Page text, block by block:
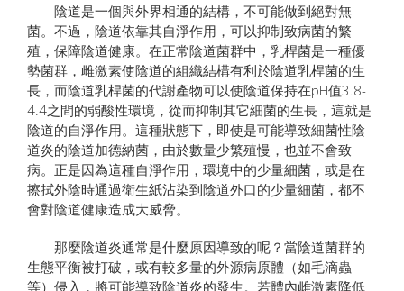
陰道是一個與外界相通的結構，不可能做到絕對無
菌。不過，陰道依靠其自淨作用，可以抑制致病菌的繁
殖，保障陰道健康。在正常陰道菌群中，乳桿菌是一種優
勢菌群，雌激素使陰道的組織結構有利於陰道乳桿菌的生
長，而陰道乳桿菌的代謝產物可以使陰道保持在pH值3.8-
4.4之間的弱酸性環境，從而抑制其它細菌的生長，這就是
陰道的自淨作用。這種狀態下，即使是可能導致細菌性陰
道炎的陰道加德納菌，由於數量少繁殖慢，也並不會致
病。正是因為這種自淨作用，環境中的少量細菌，或是在
擦拭外陰時通過衛生紙沾染到陰道外口的少量細菌，都不
會對陰道健康造成大威脅。
那麼陰道炎通常是什麼原因導致的呢？當陰道菌群的
生態平衡被打破，或有較多量的外源病原體（如毛滴蟲
等）侵入，將可能導致陰道炎的發生。若體內雌激素降低